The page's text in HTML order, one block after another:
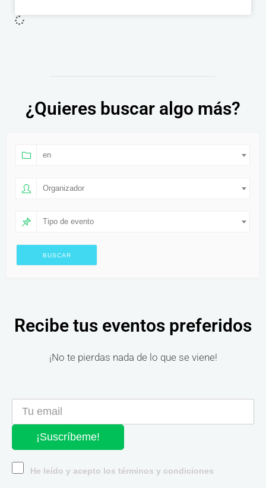
¿Quieres buscar algo más?
en
Organizador
Tipo de evento
Recibe tus eventos preferidos
¡No te pierdas nada de lo que se viene!
¡Suscríbeme!
He leído y acepto los términos y condiciones